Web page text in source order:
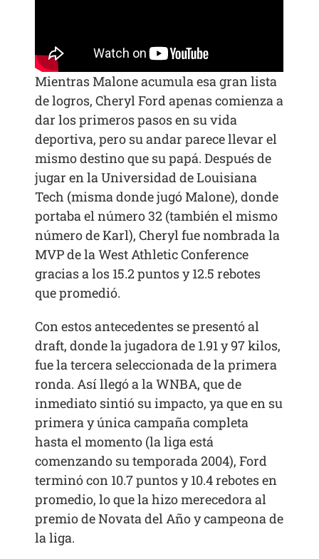
Mientras Malone acumula esa gran lista
de logros, Cheryl Ford apenas comienza a
dar los primeros pasos en su vida
deportiva, pero su andar parece llevar el
mismo destino que su papá. Después de
jugar en la Universidad de Louisiana
Tech (misma donde jugó Malone), donde
portaba el número 32 (también el mismo
número de Karl), Cheryl fue nombrada la
MVP de la West Athletic Conference
gracias a los 15.2 puntos y 12.5 rebotes
que promedió.
Con estos antecedentes se presentó al
draft, donde la jugadora de 1.91 y 97 kilos,
fue la tercera seleccionada de la primera
ronda. Así llegó a la WNBA, que de
inmediato sintió su impacto, ya que en su
primera y única campaña completa
hasta el momento (la liga está
comenzando su temporada 2004), Ford
terminó con 10.7 puntos y 10.4 rebotes en
promedio, lo que la hizo merecedora al
premio de Novata del Año y campeona de
la liga.